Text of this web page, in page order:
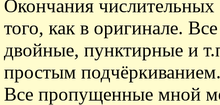
Окончания числительных
того, как в оригинале.
двойные, пунктирные и
простым
Все пропущенные мной